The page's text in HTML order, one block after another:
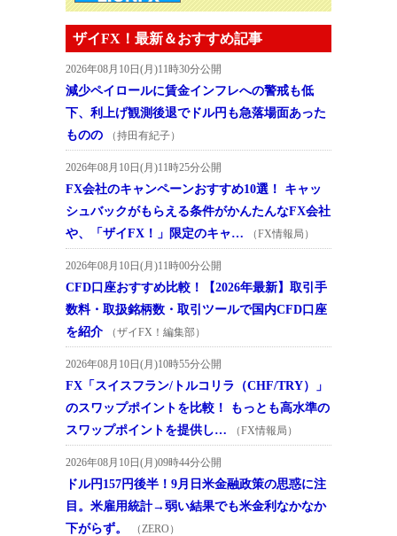
ザイFX！最新＆おすすめ記事
2026年08月10日(月)11時30分公開
減少ペイロールに賃金インフレへの警戒も低
下、利上げ観測後退でドル円も急落場面あった
ものの
（持田有紀子）
2026年08月10日(月)11時25分公開
FX会社のキャンペーンおすすめ10選！ キャッ
シュバックがもらえる条件がかんたんなFX会社
や、「ザイFX！」限定のキャ…
（FX情報局）
2026年08月10日(月)11時00分公開
CFD口座おすすめ比較！【2026年最新】取引手
数料・取扱銘柄数・取引ツールで国内CFD口座
を紹介
（ザイFX！編集部）
2026年08月10日(月)10時55分公開
FX「スイスフラン/トルコリラ（CHF/TRY）」
のスワップポイントを比較！ もっとも高水準の
スワップポイントを提供し…
（FX情報局）
2026年08月10日(月)09時44分公開
ドル円157円後半！9月日米金融政策の思惑に注
目。米雇用統計→弱い結果でも米金利なかなか
下がらず。
（ZERO）